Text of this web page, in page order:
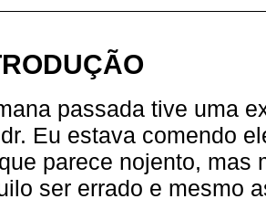
passada tive uma
Eu estava comendo
parece nojento, mas
ser errado e mesmo